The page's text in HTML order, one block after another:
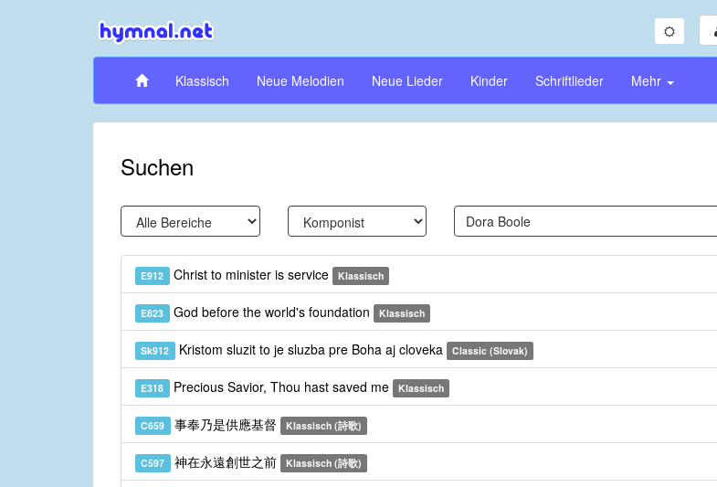
Klassisch Neue Melodien Neue Lieder Kinder Schriftlieder Mehr
Suchen
E912 Christ to minister is service Klassisch
E823 God before the world's foundation Klassisch
Sk912 Kristom sluzit to je sluzba pre Boha aj cloveka Classic (Slovak)
E318 Precious Savior, Thou hast saved me Klassisch
C659 事奉乃是供應基督 Klassisch (詩歌)
C597 神在永遠創世之前 Klassisch (詩歌)